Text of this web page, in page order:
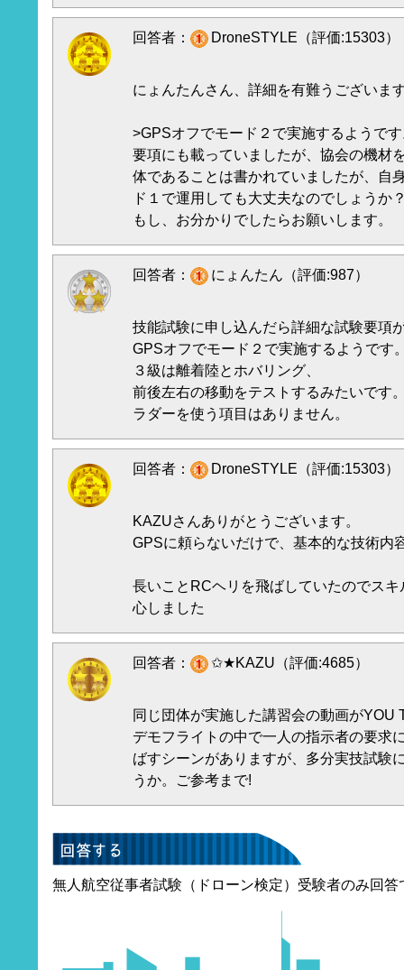
回答者： DroneSTYLE（評価:15303）
にょんたんさん、詳細を有難うございま
>GPSオフでモード２で実施するようで
要項にも載っていましたが、協会の機材
体であることは書かれていましたが、自
ド１で運用しても大丈夫なのでしょうか
もし、お分かりでしたらお願いします。
回答者： にょんたん（評価:987）
技能試験に申し込んだら詳細な試験要項
GPSオフでモード２で実施するようです
３級は離着陸とホバリング、
前後左右の移動をテストするみたいです
ラダーを使う項目はありません。
回答者： DroneSTYLE（評価:15303）
KAZUさんありがとうございます。
GPSに頼らないだけで、基本的な技術内
長いことRCヘリを飛ばしていたのでス
心しました
回答者： ✩★KAZU（評価:4685）
同じ団体が実施した講習会の動画がYOU
デモフライトの中で一人の指示者の要求
ばすシーンがありますが、多分実技試験
うか。ご参考まで!
無人航空従事者試験（ドローン検定）受験者のみ回答